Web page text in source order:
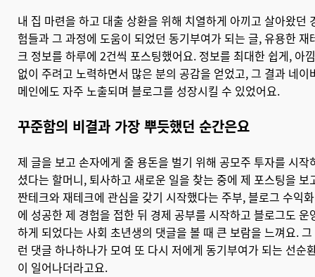
내 집 마련을 하고 대출 상환을 위해 치열하게 아끼고 살아왔던
험들과 그 과정에 도움이 되었던 동기부여가 되는 글, 유용한 재
크 정보를 하루에 2건씩 포스팅했어요. 정보를 최대한 쉽게, 아낌
없이 주려고 노력하면서 많은 분의 공감을 얻었고, 그 결과 네이
메인에도 자주 노출되며 블로그를 성장시킬 수 있었어요.
꾸준함의 비결과 가장 뿌듯했던 순간은요
제 글을 보고 손자에게 줄 용돈을 벌기 위해 공모주 투자를 시작
셨다는 할머니, 퇴사하고 새로운 일을 찾는 중에 제 포스팅을 보
짠테크와 재테크에 관심을 갖기 시작했다는 주부, 블로그 수익화
에 성공한 제 경험을 접한 뒤 경제 공부를 시작하고 블로그도 운
하게 되었다는 사회 초년생의 댓글을 볼 때 큰 보람을 느껴요. 그
런 댓글 하나하나가 모여 또 다시 저에게 동기부여가 되는 선순
이 일어나더라고요.